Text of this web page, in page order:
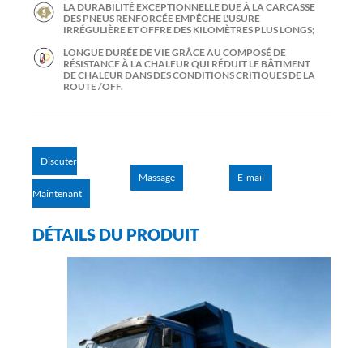
LA DURABILITÉ EXCEPTIONNELLE DUE À LA CARCASSE
DES PNEUS RENFORCÉE EMPÊCHE L'USURE
IRRÉGULIÈRE ET OFFRE DES KILOMÈTRES PLUS LONGS;
LONGUE DURÉE DE VIE GRÂCE AU COMPOSÉ DE
RÉSISTANCE À LA CHALEUR QUI RÉDUIT LE BÂTIMENT
DE CHALEUR DANS DES CONDITIONS CRITIQUES DE LA
ROUTE /OFF.
Discuter
Maintenant
Massage E-mail
DÉTAILS DU PRODUIT